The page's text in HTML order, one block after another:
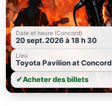
Date et heure (Concord)
20 sept. 2026 à 18 h 30
Lieu
Toyota Pavilion at
✔Acheter des billets